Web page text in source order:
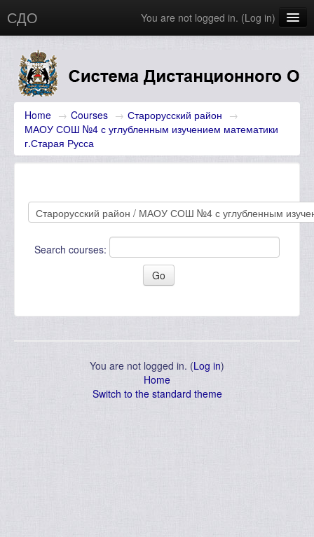
СДО You are not logged in. (Log in)
Новости
English (en)
Home → Courses → Старорусский район‎ →
МАОУ СОШ №4 с углубленным изучением математики
г.Старая Русса
Search courses:
You are not logged in. (Log in)
Home
Switch to the standard theme